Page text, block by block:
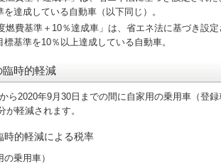
を達成している自動車（以下同じ）。
費基準＋10％達成車」は、省エネ法に基づき設定
標基準を10％以上達成している自動車。
時的軽減
ら2020年9月30日までの間に自家用の乗用車（登
が軽減されます。
時的軽減による税率
乗用車）